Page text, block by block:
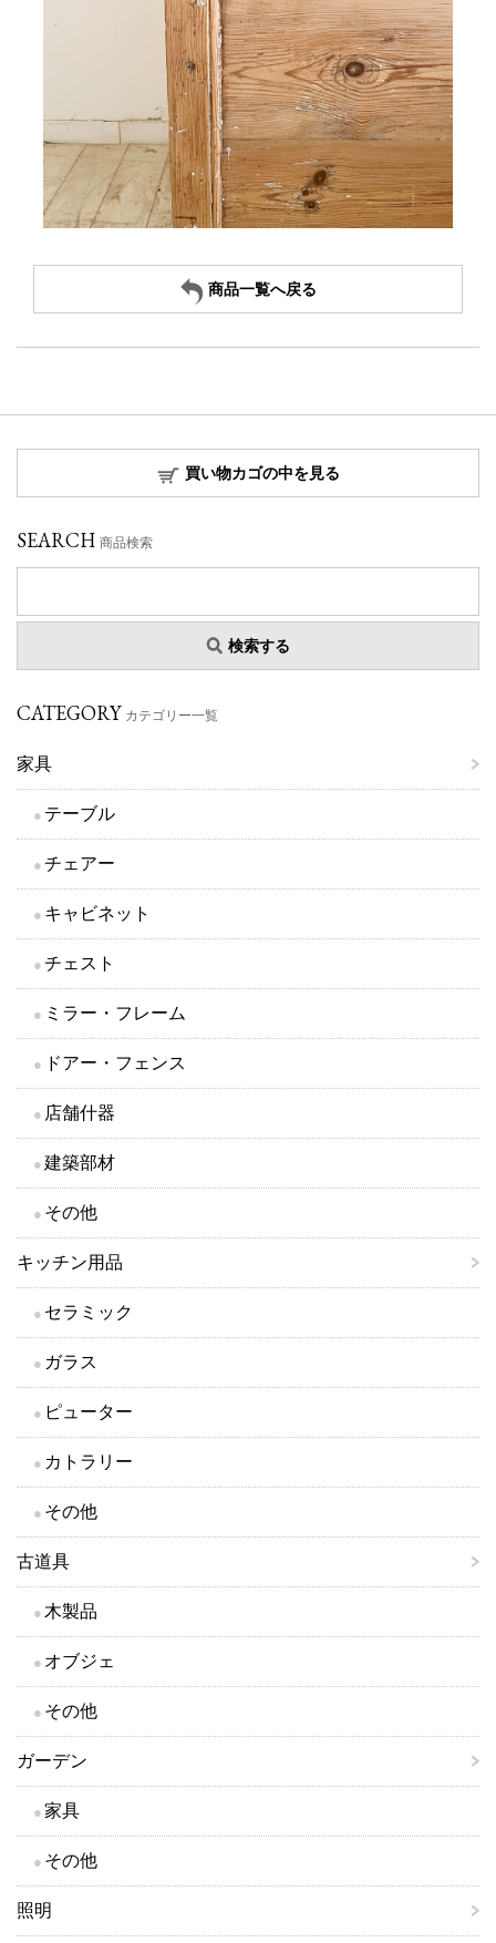
商品一覧へ戻る
買い物カゴの中を見る
SEARCH 商品検索
検索する
CATEGORY カテゴリー一覧
家具
テーブル
チェアー
キャビネット
チェスト
ミラー・フレーム
ドアー・フェンス
店舗什器
建築部材
その他
キッチン用品
セラミック
ガラス
ピューター
カトラリー
その他
古道具
木製品
オブジェ
その他
ガーデン
家具
その他
照明